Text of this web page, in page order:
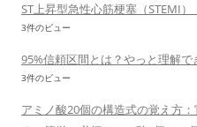
ST上昇型急性心筋梗塞（STEMI
3件のビュー
95%信頼区間とは？やっと理解
3件のビュー
アミノ酸20個の構造式の覚え方